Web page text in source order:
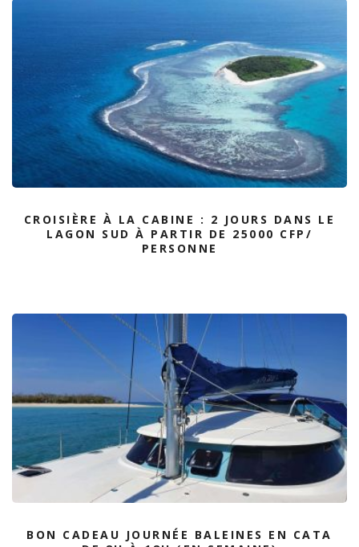
CROISIÈRE À LA CABINE : 2 JOURS DANS LE
LAGON SUD À PARTIR DE 25000 CFP/
PERSONNE
BON CADEAU JOURNÉE BALEINES EN CATA